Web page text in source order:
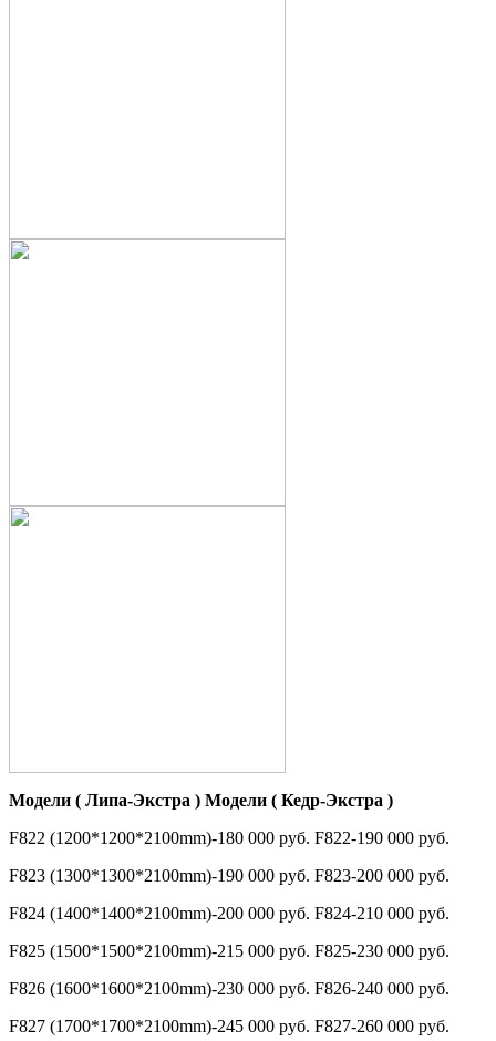
Модели ( Липа-Экстра ) Модели ( Кедр-Экстра )
F822 (1200*1200*2100mm)-180 000 руб. F822-190 000 руб.
F823 (1300*1300*2100mm)-190 000 руб. F823-200 000 руб.
F824 (1400*1400*2100mm)-200 000 руб. F824-210 000 руб.
F825 (1500*1500*2100mm)-215 000 руб. F825-230 000 руб.
F826 (1600*1600*2100mm)-230 000 руб. F826-240 000 руб.
F827 (1700*1700*2100mm)-245 000 руб. F827-260 000 руб.